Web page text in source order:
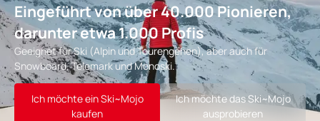
Eingeführt von über 40.000 Pionieren,
darunter etwa 1.000 Profis
Geeignet für Ski (Alpin und Tourengehen), aber auch für
Snowboard, Telemark und Monoski.
Ich möchte ein Ski~Mojo
kaufen
Ich möchte das Ski~Mojo
ausprobieren